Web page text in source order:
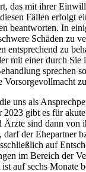
das mit ihrer
Fällen
beantworten. In
Schäden zu
zu
einer durch
sprechen
uns als
gibt es für
sind dann
der
auf
im Bereich der
auf sechs Monate